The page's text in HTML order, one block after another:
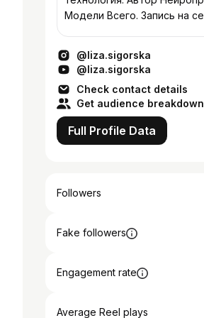
Модели Всего. Запись на сессии
@liza.sigorska
@liza.sigorska
Check contact details
Get audience breakdown
Full Profile Data
Followers
Fake followers
Engagement rate
Average Reel plays